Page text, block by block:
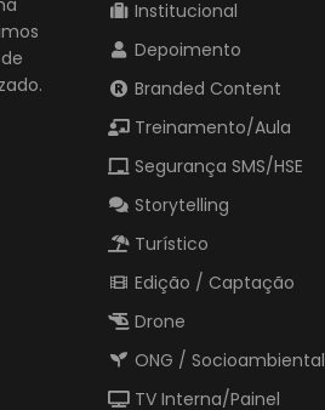
Institucional
Depoimento
Branded Content
Treinamento/Aula
Segurança SMS/HSE
Storytelling
Turístico
Edição / Captação
Drone
ONG / Socioambiental
TV Interna/Painel